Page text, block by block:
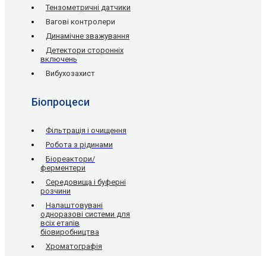
Тензометричні датчики
Вагові контролери
Динамічне зважування
Детектори сторонніх
включень
Вибухозахист
Біопроцеси
Фільтрація і очищення
Робота з рідинами
Біореактори/
ферментери
Середовища і буферні
розчини
Налаштовувані
одноразові системи для
всіх етапів
біовиробництва
Хроматографія